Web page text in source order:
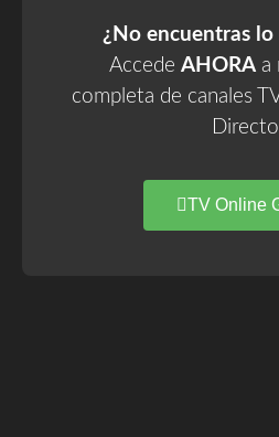
¿No encuentras lo
Accede AHORA a
completa de canales
TV Online